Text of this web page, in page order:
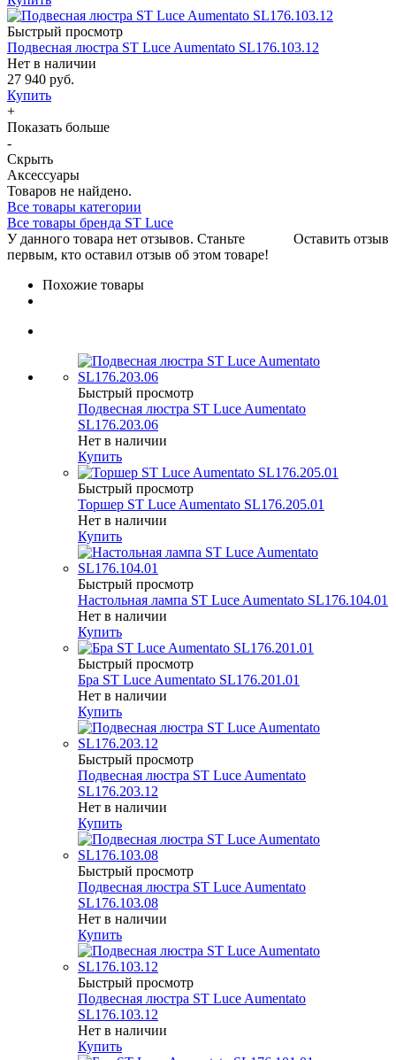
Быстрый просмотр
Подвесная люстра ST Luce Aumentato SL176.103.12
Нет в наличии
27 940 руб.
Купить
+
Показать больше
-
Скрыть
Аксессуары
Товаров не найдено.
Все товары категории
Все товары бренда ST Luce
Оставить отзыв
У данного товара нет отзывов. Станьте
первым, кто оставил отзыв об этом товаре!
Похожие товары
Быстрый просмотр
Подвесная люстра ST Luce Aumentato
SL176.203.06
Нет в наличии
Купить
Быстрый просмотр
Торшер ST Luce Aumentato SL176.205.01
Нет в наличии
Купить
Быстрый просмотр
Настольная лампа ST Luce Aumentato SL176.104.01
Нет в наличии
Купить
Быстрый просмотр
Бра ST Luce Aumentato SL176.201.01
Нет в наличии
Купить
Быстрый просмотр
Подвесная люстра ST Luce Aumentato
SL176.203.12
Нет в наличии
Купить
Быстрый просмотр
Подвесная люстра ST Luce Aumentato
SL176.103.08
Нет в наличии
Купить
Быстрый просмотр
Подвесная люстра ST Luce Aumentato
SL176.103.12
Нет в наличии
Купить